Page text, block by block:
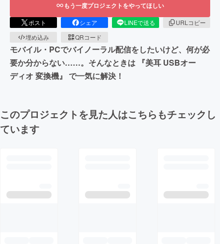
もう一度プロジェクトをやってほしい
ポスト シェア LINEで送る
URLコピー
埋め込み
QRコード
モバイル・PCでバイノーラル配信をしたいけど、何が必
要か分からない……。そんなときは 『美耳 USBオー
ディオ 変換機』 で一気に解決！
このプロジェクトを見た人はこちらもチェックし
ています